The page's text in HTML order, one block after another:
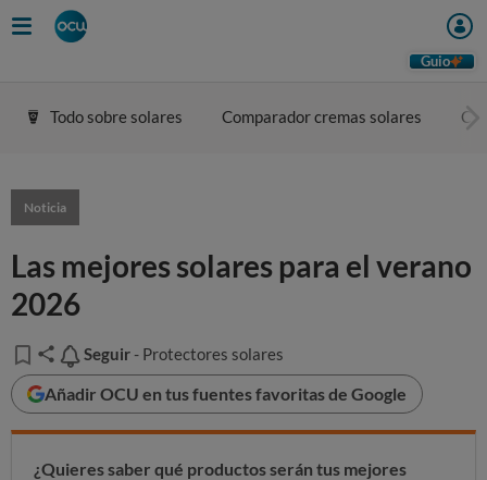
Guio
Todo sobre solares Comparador cremas solares
Noticia
Las mejores solares para el verano
2026
Seguir
Seguir - Protectores solares
Añadir OCU en tus fuentes favoritas de Google
¿Quieres saber qué productos serán tus mejores